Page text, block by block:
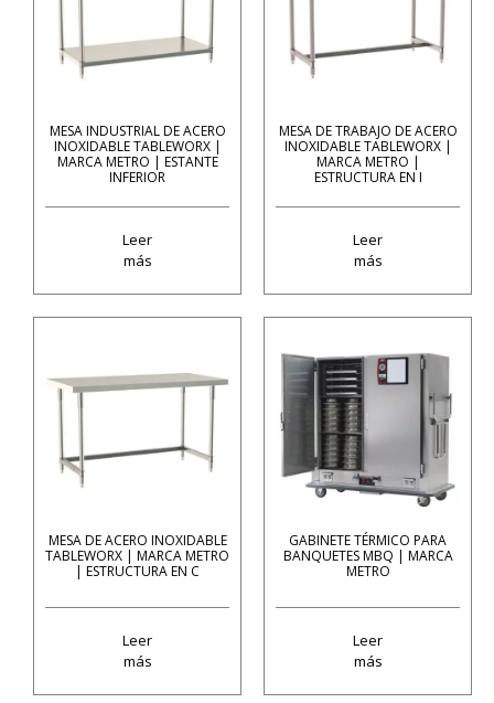
MESA INDUSTRIAL DE ACERO
INOXIDABLE TABLEWORX |
MARCA METRO | ESTANTE
INFERIOR
Leer
más
MESA DE TRABAJO DE ACERO
INOXIDABLE TABLEWORX |
MARCA METRO |
ESTRUCTURA EN I
Leer
más
MESA DE ACERO INOXIDABLE
TABLEWORX | MARCA METRO
| ESTRUCTURA EN C
Leer
más
GABINETE TÉRMICO PARA
BANQUETES MBQ | MARCA
METRO
Leer
más